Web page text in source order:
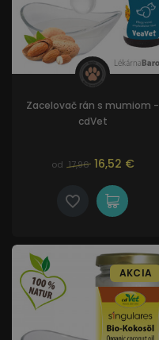
Zacelovač rán s mumiom -
cdVet
od 17,96 16,52 €
AKCIA